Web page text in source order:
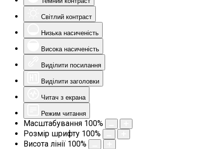
Світлий контраст
Низька насиченість
Висока насиченість
Виділити посилання
Виділити заголовки
Читач з екрана
Режим читання
Масштабування 100%
Розмір шрифту 100%
Висота лінії 100%